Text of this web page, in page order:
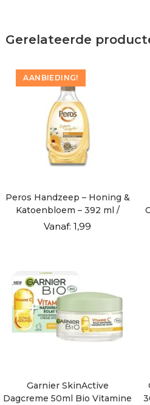
Gerelateerde
AANBIEDING!
Peros Handzeep – Honing &
Katoenbloem – 392 ml /
400gr
Vanaf:1,99
Garnier SkinActive
Dagcreme 50ml Bio Vitamine